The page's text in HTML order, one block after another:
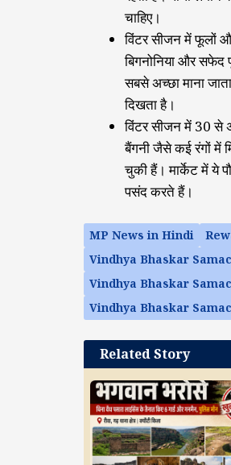
चाहिए।
विंटर सीजन में फूलों
बिगनोनिया और
सबसे अच्छा माना
दिखता है।
विंटर सीजन में 30 से
बैंगनी जैसे कई रंगों में
चुकी हैं। मार्केट में ये
पसंद करते हैं।
MP News in Hindi
Vindhya Bhaskar
Vindhya Bhaskar
Vindhya Bhaskar
Related Story